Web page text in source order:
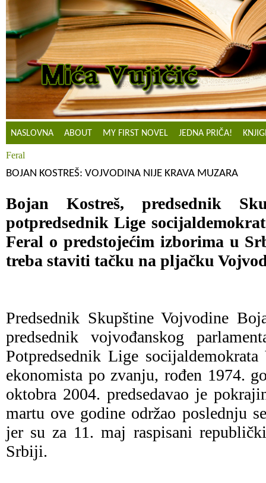
NASLOVNA ABOUT MY FIRST NOVEL JEDNA PRIČA!
Feral
BOJAN KOSTREŠ: VOJVODINA NIJE KRAVA MUZARA
Bojan Kostreš, predsednik
potpredsednik Lige
Feral o predstojećim izborima u
treba staviti tačku na pljačku
Predsednik Skupštine Vojvodine
predsednik vojvođanskog
Potpredsednik Lige
ekonomista po zvanju, rođen 1974.
oktobra 2004. predsedavao je
martu ove godine održao poslednju
jer su za 11. maj raspisani
Srbiji.